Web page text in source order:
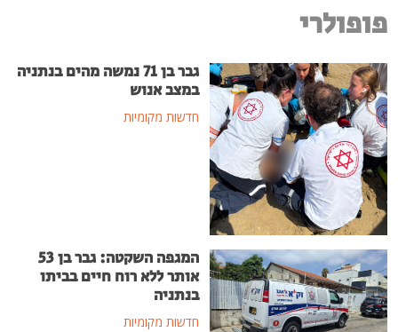
פופולרי
גבר בן 71 נמשה מהים בנתניה
במצב אנוש
חדשות מקומיות
המגפה השקטה: גבר בן 53
אותר ללא רוח חיים בביתו
בנתניה
חדשות מקומיות